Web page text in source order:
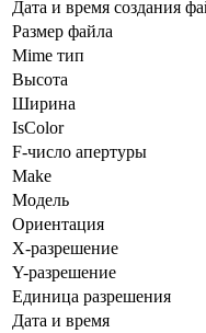
Дата и время создания
Размер файла
Mime тип
Высота
Ширина
IsColor
F-число апертуры
Make
Модель
Ориентация
X-разрешение
Y-разрешение
Единица разрешения
Дата и время